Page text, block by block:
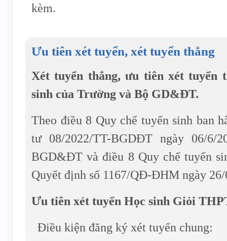
kèm.
Ưu tiên xét tuyển, xét tuyển thẳng
Xét tuyển thẳng, ưu tiên xét tuyển
sinh của Trường và Bộ GD&ĐT.
Theo điều 8 Quy chế tuyển sinh ban
tư 08/2022/TT-BGDĐT ngày 06/6/
BGD&ĐT và điều 8 Quy chế tuyển
Quyết định số 1167/QĐ-ĐHM ngày
Ưu tiên xét tuyển Học sinh Giỏi
Điều kiện đăng ký xét tuyển chung: